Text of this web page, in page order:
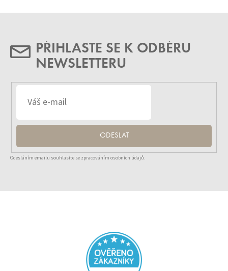
PŘIHLASTE SE K ODBĚRU
NEWSLETTERU
ODESLAT
Odesláním emailu souhlasíte se zpracováním osobních údajů.